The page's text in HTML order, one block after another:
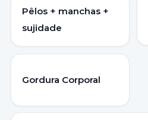
Pêlos + manchas +
sujidade
Gordura Corporal